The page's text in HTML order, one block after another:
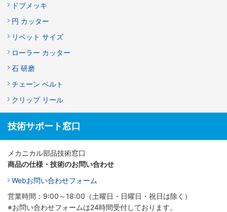
ドブメッキ
円 カッター
リベット サイズ
ローラー カッター
石 研磨
チェーン ベルト
クリップ リール
技術サポート窓口
メカニカル部品技術窓口
商品の仕様・技術のお問い合わせ
Webお問い合わせフォーム
営業時間：9:00～18:00（土曜日・日曜日・祝日は除く）
※お問い合わせフォームは24時間受付しております。